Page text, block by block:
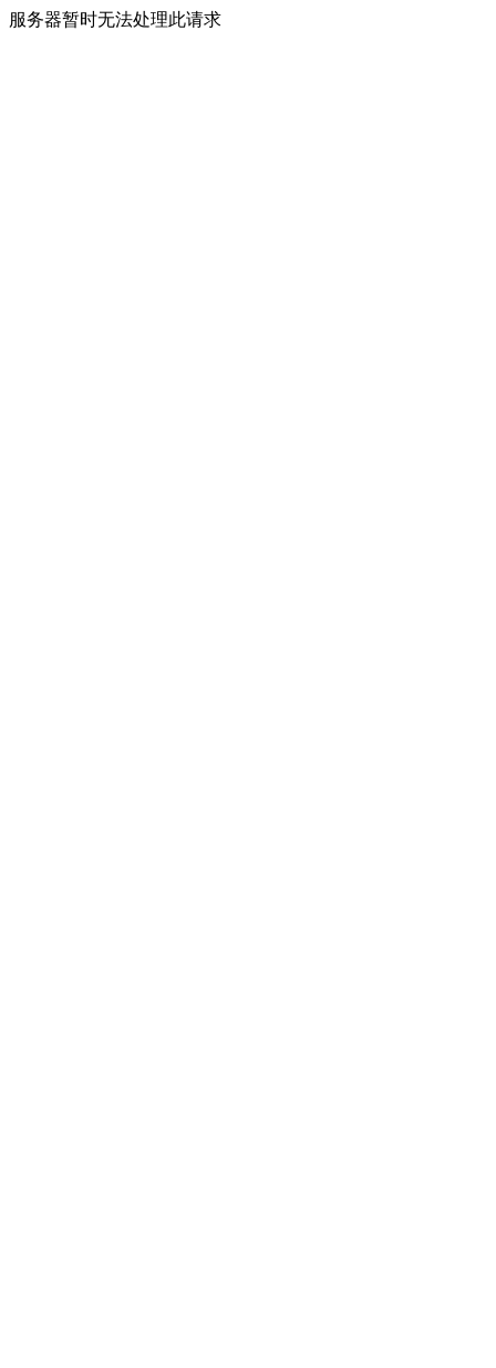
服务器暂时无法处理此请求